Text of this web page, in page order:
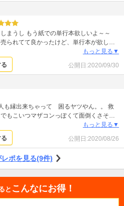
まうし もう紙での単行本欲しいよ～～
られてて良かったけど、単行本が欲しい
もっと見る▼
公開日:2020/09/30
も縁出来ちゃって 困るヤツやん。。 救
もこいつマザコンっぽくて面倒くさそ
たち皆上手くいかないような気がする。
もっと見る▼
公開日:2020/08/26
ポを見る(9件)
と こんなにお得！